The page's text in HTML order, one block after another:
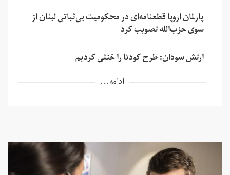
پارلمان اروپا قطعنامه‌ای در محکومیت بی‌ثباتی لبنان از
سوی حزب‌الله تصویب کرد
ارتش سودان: طرح کودتا را خنثی کردیم
ادامه...